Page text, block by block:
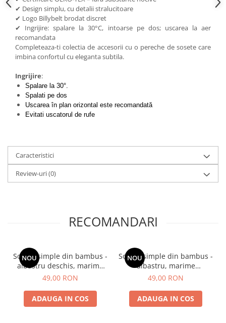
✔ Design simplu, cu detalii stralucitoare
✔ Logo Billybelt brodat discret
✔ Ingrijire: spalare la 30°C, intoarse pe dos; uscarea la aer
recomandata
Completeaza-ti colectia de accesorii cu o pereche de sosete care
imbina confortul cu eleganta subtila.
Ingrijire:
Spalare la 30°.
Spalati pe dos
Uscarea în plan orizontal este recomandată
Evitati uscatorul de rufe
Caracteristici
Review-uri(0)
RECOMANDARI
NOU
Sosete simple din bambus -
albastru deschis, marime
universala
49,00 RON
ADAUGA IN COS
NOU
Sosete simple din bambus -
albastru, marime
universala
49,00 RON
ADAUGA IN COS